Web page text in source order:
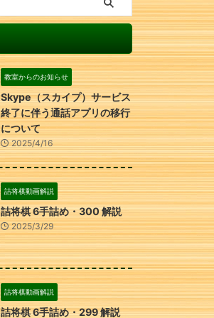
教室からのお知らせ
Skype（スカイプ）サービス
終了に伴う通話アプリの移行
について
2025/4/16
詰将棋動画解説
詰将棋 6手詰め・300 解説
2025/3/29
詰将棋動画解説
詰将棋 6手詰め・299 解説